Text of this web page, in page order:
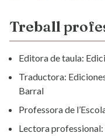
Treball
Editora de taula:
Traductora:
Barral
Professora de
Lectora